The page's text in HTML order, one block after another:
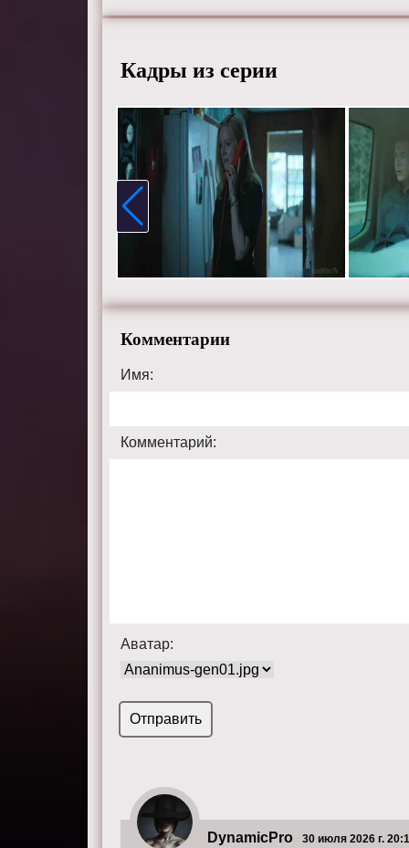
Кадры из серии
Комментарии
Имя:
Комментарий:
Аватар:
DynamicPro 30 июля 2026 г.